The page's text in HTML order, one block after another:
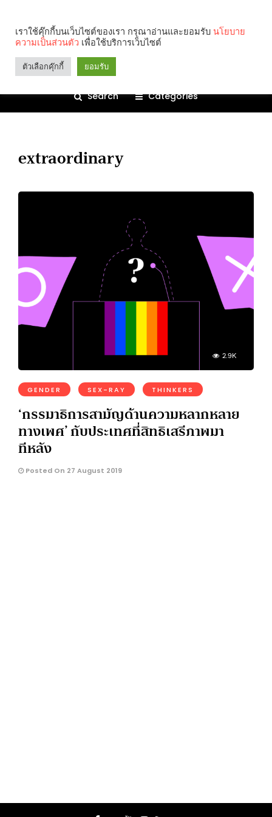
Search Categories
extraordinary
2.9K
GENDER SEX-RAY THINKERS
‘กรรมาธิการสามัญด้านความหลากหลาย
ทางเพศ’ กับประเทศที่สิทธิเสรีภาพมา
ทีหลัง
Posted On 27 August 2019
เราใช้คุ๊กกี้บนเว็บไซต์ของเรา กรุณาอ่านและยอมรับ นโยบาย
ความเป็นส่วนตัว เพื่อใช้บริการเว็บไซต์
ตัวเลือกคุ๊กกี้ ยอมรับ